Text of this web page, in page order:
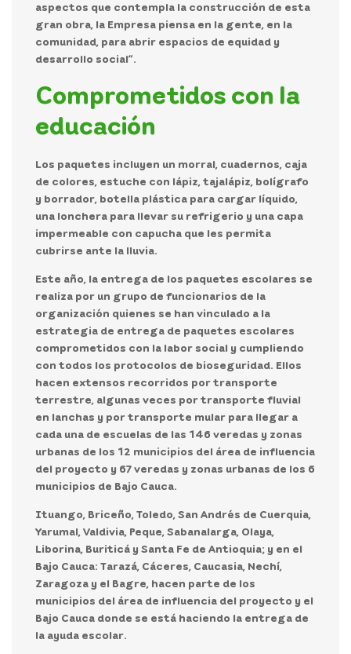
aspectos que contempla la construcción de esta
gran obra, la Empresa piensa en la gente, en la
comunidad, para abrir espacios de equidad y
desarrollo social”.
Comprometidos con la
educación
Los paquetes incluyen un morral, cuadernos, caja
de colores, estuche con lápiz, tajalápiz, bolígrafo
y borrador, botella plástica para cargar líquido,
una lonchera para llevar su refrigerio y una capa
impermeable con capucha que les permita
cubrirse ante la lluvia.
Este año, la entrega de los paquetes escolares se
realiza por un grupo de funcionarios de la
organización quienes se han vinculado a la
estrategia de entrega de paquetes escolares
comprometidos con la labor social y cumpliendo
con todos los protocolos de bioseguridad. Ellos
hacen extensos recorridos por transporte
terrestre, algunas veces por transporte fluvial
en lanchas y por transporte mular para llegar a
cada una de escuelas de las 146 veredas y zonas
urbanas de los 12 municipios del área de influencia
del proyecto y 67 veredas y zonas urbanas de los 6
municipios de Bajo Cauca.
Ituango, Briceño, Toledo, San Andrés de Cuerquia,
Yarumal, Valdivia, Peque, Sabanalarga, Olaya,
Liborina, Buriticá y Santa Fe de Antioquia; y en el
Bajo Cauca: Tarazá, Cáceres, Caucasia, Nechí,
Zaragoza y el Bagre, hacen parte de los
municipios del área de influencia del proyecto y el
Bajo Cauca donde se está haciendo la entrega de
la ayuda escolar.